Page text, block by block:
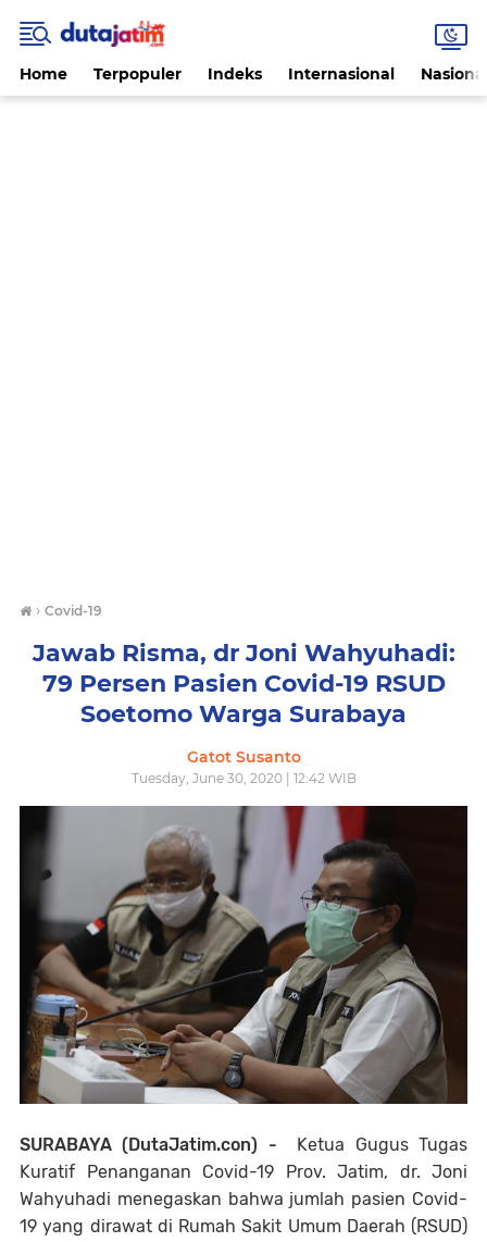
Home Terpopuler Indeks Internasional
› Covid-19
Jawab Risma, dr Joni Wahyuhadi:
79 Persen Pasien Covid-19 RSUD
Soetomo Warga Surabaya
Gatot Susanto
Tuesday, June 30, 2020 | 12:42 WIB
SURABAYA (DutaJatim.con) -
Ketua Gugus Tugas
Kuratif Penanganan Covid-19 Prov. Jatim, dr. Joni
Wahyuhadi menegaskan bahwa jumlah pasien Covid-
19 yang dirawat di Rumah Sakit Umum Daerah (RSUD)